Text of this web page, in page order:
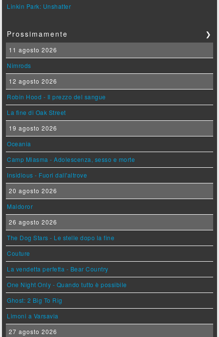
Linkin Park: Unshatter
Prossimamente ❯
11 agosto 2026
Nimrods
12 agosto 2026
Robin Hood - Il prezzo del sangue
La fine di Oak Street
19 agosto 2026
Oceania
Camp Miasma - Adolescenza, sesso e morte
Insidious - Fuori dall'altrove
20 agosto 2026
Maldoror
26 agosto 2026
The Dog Stars - Le stelle dopo la fine
Couture
La vendetta perfetta - Bear Country
One Night Only - Quando tutto è possibile
Ghost: 2 Big To Rig
Limoni a Varsavia
27 agosto 2026